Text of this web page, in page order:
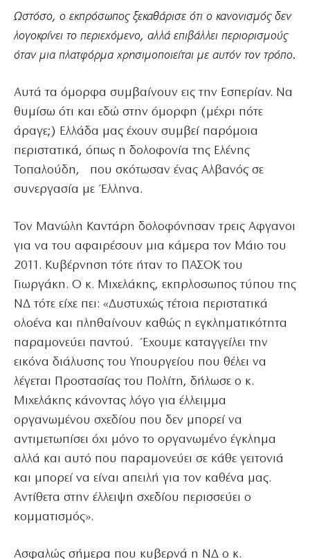
Ωστόσο, ο εκπρόσωπος ξεκαθάρισε ότι ο κανονισμός δεν
λογοκρίνει το περιεχόμενο, αλλά επιβάλλει περιορισμούς
όταν μια πλατφόρμα χρησιμοποιείται με αυτόν τον τρόπο.
Αυτά τα όμορφα συμβαίνουν εις την Εσπερίαν. Να
θυμίσω ότι και εδώ στην όμορφη (μέχρι πότε
άραγε;) Ελλάδα μας έχουν συμβεί παρόμοια
περιστατικά, όπως η δολοφονία της Ελένης
Τοπαλούδη, που σκότωσαν ένας Αλβανός σε
συνεργασία με Έλληνα.
Τον Μανώλη Καντάρη δολοφόνησαν τρεις Αφγανοι
για να του αφαιρέσουν μια κάμερα τον Μάιο του
2011. Κυβέρνηση τότε ήταν το ΠΑΣΟΚ του
Γιωργάκη. Ο κ. Μιχελάκης, εκπρλοσωπος τύπου της
ΝΔ τότε είχε πει: «Δυστυχώς τέτοια περιστατικά
ολοένα και πληθαίνουν καθώς η εγκληματικότητα
παραμονεύει παντού. Έχουμε καταγγείλει την
εικόνα διάλυσης του Υπουργείου που θέλει να
λέγεται Προστασίας του Πολίτη, δήλωσε ο κ.
Μιχελάκης κάνοντας λόγο για έλλειμμα
οργανωμένου σχεδίου που δεν μπορεί να
αντιμετωπίσει όχι μόνο το οργανωμένο έγκλημα
αλλά και αυτό που παραμονεύει σε κάθε γειτονιά
και μπορεί να είναι απειλή για τον καθένα μας.
Αντίθετα στην έλλειψη σχεδίου περισσεύει ο
κομματισμός».
Ασφαλώς σήμερα που κυβερνά η ΝΔ ο κ.